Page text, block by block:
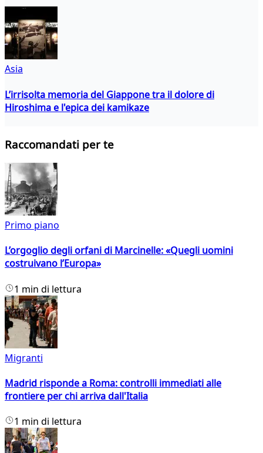
Asia
L’irrisolta memoria del Giappone tra il dolore di
Hiroshima e l'epica dei kamikaze
Raccomandati per te
Primo piano
L’orgoglio degli orfani di Marcinelle: «Quegli uomini
costruivano l’Europa»
1 min di lettura
Migranti
Madrid risponde a Roma: controlli immediati alle
frontiere per chi arriva dall'Italia
1 min di lettura